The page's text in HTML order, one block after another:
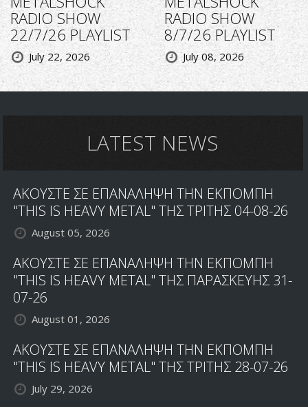
RADIO SHOW
22/7/26 PLAYLIST
July 22, 2026
RADIO SHOW
8/7/26 PLAYLIST
July 08, 2026
LATEST NEWS
ΑΚΟΥΣΤΕ ΣΕ ΕΠΑΝΑΛΗΨΗ ΤΗΝ ΕΚΠΟΜΠΗ
"THIS IS HEAVY METAL" ΤΗΣ ΤΡΙΤΗΣ 04-08-26
August 05, 2026
ΑΚΟΥΣΤΕ ΣΕ ΕΠΑΝΑΛΗΨΗ ΤΗΝ ΕΚΠΟΜΠΗ
"THIS IS HEAVY METAL" ΤΗΣ ΠΑΡΑΣΚΕΥΗΣ 31-
07-26
August 01, 2026
ΑΚΟΥΣΤΕ ΣΕ ΕΠΑΝΑΛΗΨΗ ΤΗΝ ΕΚΠΟΜΠΗ
"THIS IS HEAVY METAL" ΤΗΣ ΤΡΙΤΗΣ 28-07-26
July 29, 2026